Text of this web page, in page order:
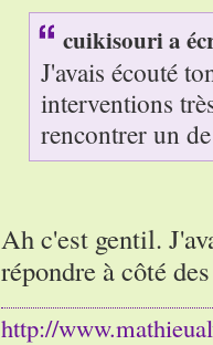
cuikisouri a
J'avais écouté
interventions
rencontrer un
Ah c'est gentil.
répondre à côté
http://